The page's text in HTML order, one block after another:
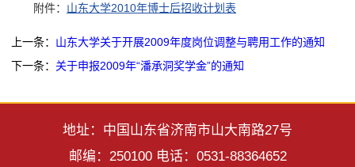
附件： 山东大学2010年博士后招收计划表
上一条： 山东大学关于开展2009年度岗位调整与聘用工作的通知
下一条： 关于申报2009年“潘承洞奖学金”的通知
地址：中国山东省济南市山大南路27号
邮编：250100 电话：0531-88364652